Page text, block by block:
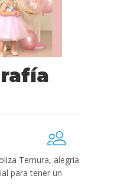
Ternura, alegría
para tener un